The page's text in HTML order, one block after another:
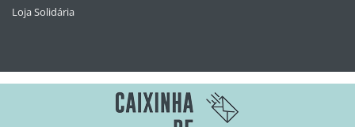
Loja Solidária